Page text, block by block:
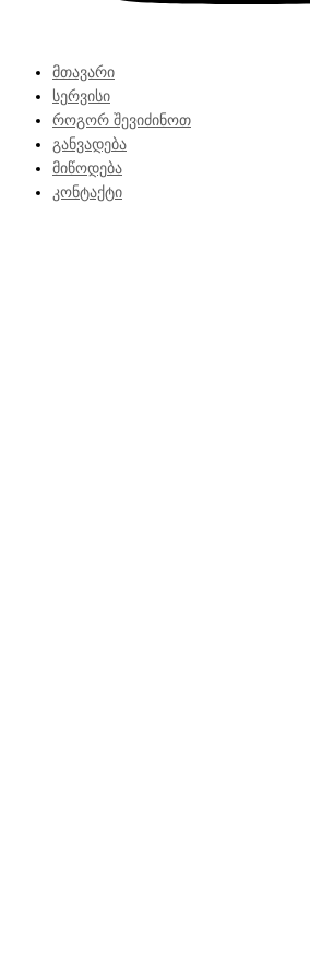
მთავარი
სერვისი
როგორ შევიძინოთ
განვადება
მიწოდება
კონტაქტი